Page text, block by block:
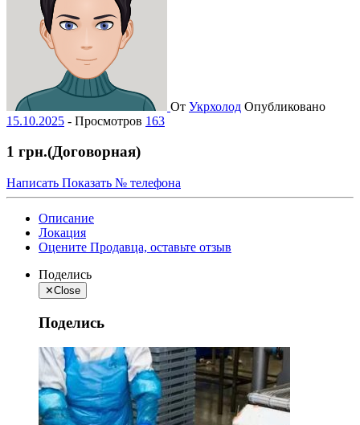
От Укрхолод Опубликовано
15.10.2025 - Просмотров 163
1 грн.(Договорная)
Написать Показать № телефона
Описание
Локация
Оцените Продавца, оставьте отзыв
Поделись
✕Close
Поделись